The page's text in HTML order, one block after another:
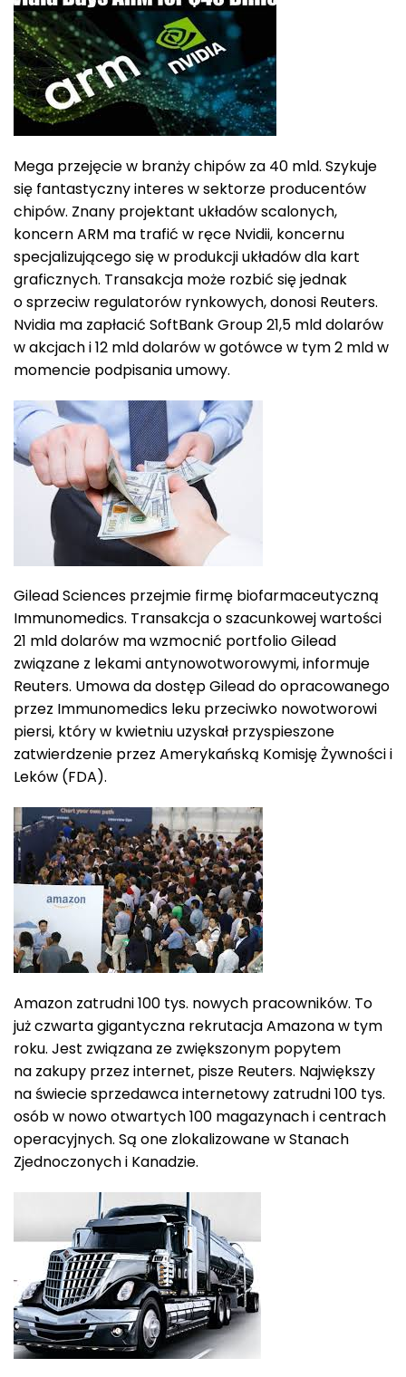
Mega przejęcie w branży chipów za 40 mld. Szykuje
się fantastyczny interes w sektorze producentów
chipów. Znany projektant układów scalonych,
koncern ARM ma trafić w ręce Nvidii, koncernu
specjalizującego się w produkcji układów dla kart
graficznych. Transakcja może rozbić się jednak
o sprzeciw regulatorów rynkowych, donosi Reuters.
Nvidia ma zapłacić SoftBank Group 21,5 mld dolarów
w akcjach i 12 mld dolarów w gotówce w tym 2 mld w
momencie podpisania umowy.
Gilead Sciences przejmie firmę biofarmaceutyczną
Immunomedics. Transakcja o szacunkowej wartości
21 mld dolarów ma wzmocnić portfolio Gilead
związane z lekami antynowotworowymi, informuje
Reuters. Umowa da dostęp Gilead do opracowanego
przez Immunomedics leku przeciwko nowotworowi
piersi, który w kwietniu uzyskał przyspieszone
zatwierdzenie przez Amerykańską Komisję Żywności i
Leków (FDA).
Amazon zatrudni 100 tys. nowych pracowników. To
już czwarta gigantyczna rekrutacja Amazona w tym
roku. Jest związana ze zwiększonym popytem
na zakupy przez internet, pisze Reuters. Największy
na świecie sprzedawca internetowy zatrudni 100 tys.
osób w nowo otwartych 100 magazynach i centrach
operacyjnych. Są one zlokalizowane w Stanach
Zjednoczonych i Kanadzie.